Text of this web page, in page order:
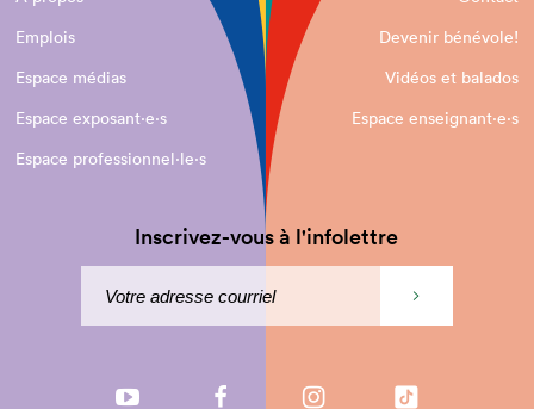
Emplois
Devenir bénévole!
Espace médias
Vidéos et balados
Espace exposant·e⋅s
Espace enseignant·e⋅s
Espace professionnel·le⋅s
Inscrivez-vous à l'infolettre